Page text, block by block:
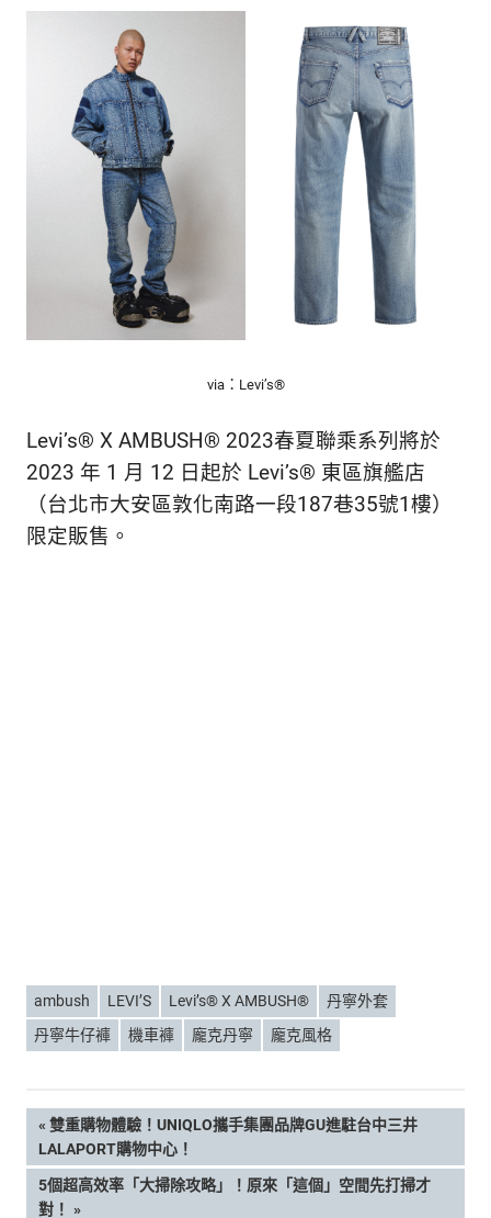
via：Levi’s®
Levi’s® X AMBUSH® 2023春夏聯乘系列將於
2023 年 1 月 12 日起於 Levi’s® 東區旗艦店
（台北市大安區敦化南路一段187巷35號1樓）
限定販售。
ambush LEVI’S Levi’s® X AMBUSH®
丹寧外套
丹寧牛仔褲
機車褲 龐克丹寧 龐克風格
文
章
PREVIOUS
POST:
雙重購物體驗！UNIQLO攜手集團品牌GU進駐台中三井
LALAPORT購物中心！
NEXT
POST:
5個超高效率「大掃除攻略」！原來「這個」空間先打掃才
對！